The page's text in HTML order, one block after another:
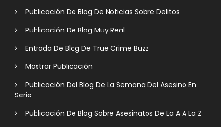
Publicación De Blog De Noticias Sobre Delitos
Publicación De Blog Muy Real
Entrada De Blog De True Crime Buzz
Mostrar Publicación
Publicación Del Blog De La Semana Del Asesino En
Serie
Publicación De Blog Sobre Asesinatos De La A A La Z